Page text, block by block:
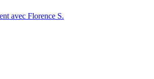
avec Florence S.